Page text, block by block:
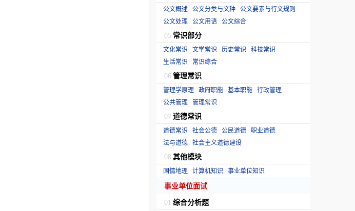
公文概述 公文分类与文种 公文要素与行文规则
公文处理 公文用语 公文综合
05 常识部分
文化常识 文学常识 历史常识 科技常识
生活常识
常识综合
06 管理常识
管理学原理 政府职能 基本职能 行政管理
公共管理 管理常识
07 道德常识
道德常识 社会公德 公民道德 职业道德
法与道德 社会主义道德建设
08 其他模块
国情地理 计算机知识 事业单位知识
事业单位面试
01 综合分析题